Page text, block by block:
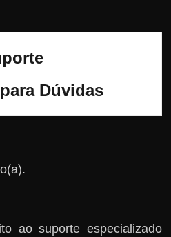
Dúvidas
ao suporte especializado